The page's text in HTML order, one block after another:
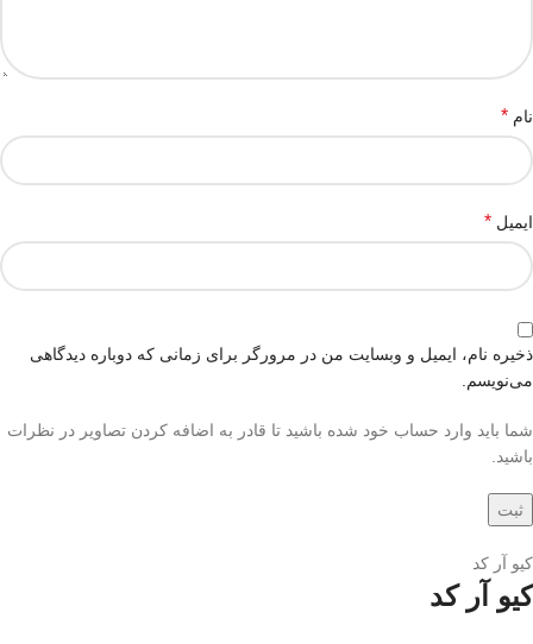
نام *
ایمیل *
ذخیره نام، ایمیل و وبسایت من در مرورگر برای زمانی که دوباره دیدگاهی
می‌نویسم.
شما باید وارد حساب خود شده باشید تا قادر به اضافه کردن تصاویر در نظرات
باشید.
کیو آر کد
کیو آر کد